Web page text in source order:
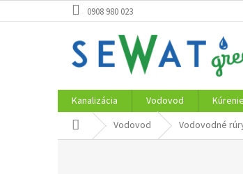
na
0908 980 023
Kanalizácia Vodovod Kúrenie
DomovVodovod Vodovodné